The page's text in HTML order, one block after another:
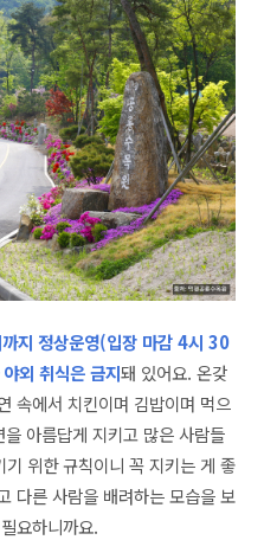
지 정상운영(입장 마감4시 30
외 취식은 금지돼 있어요. 온갖
속에서 치킨이며 김밥이며 먹으
아름답게 지키고 많은 사람들
위한 규칙이니 꼭 지키는 게 좋
다른 사람을 배려하는 모습을 보
요하니까요.